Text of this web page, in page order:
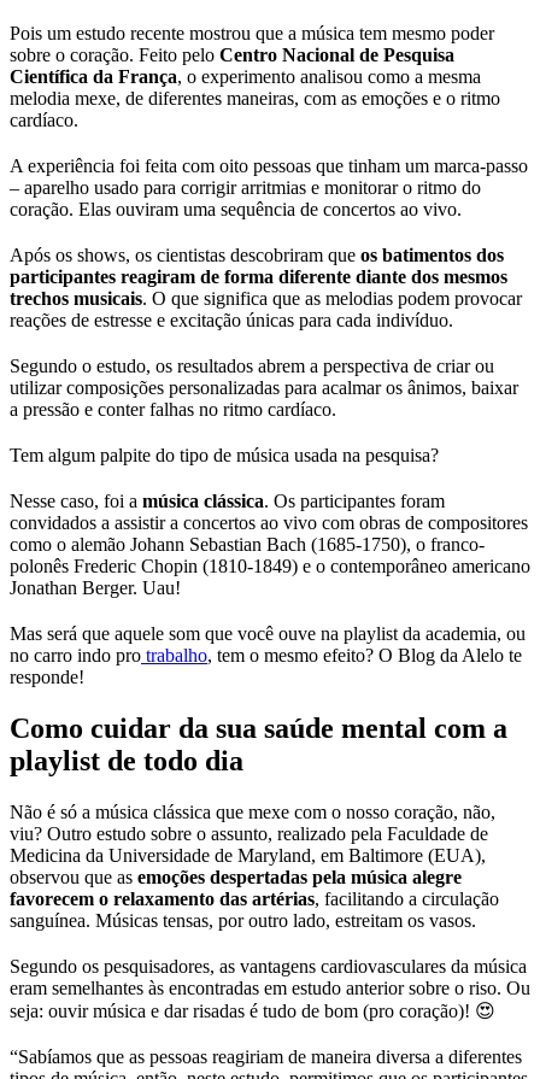
Pois um estudo recente mostrou que a música tem mesmo poder
sobre o coração. Feito pelo Centro Nacional de Pesquisa
Científica da França, o experimento analisou como a mesma
melodia mexe, de diferentes maneiras, com as emoções e o ritmo
cardíaco.
A experiência foi feita com oito pessoas que tinham um marca-passo
‒ aparelho usado para corrigir arritmias e monitorar o ritmo do
coração. Elas ouviram uma sequência de concertos ao vivo.
Após os shows, os cientistas descobriram que os batimentos dos
participantes reagiram de forma diferente diante dos mesmos
trechos musicais. O que significa que as melodias podem provocar
reações de estresse e excitação únicas para cada indivíduo.
Segundo o estudo, os resultados abrem a perspectiva de criar ou
utilizar composições personalizadas para acalmar os ânimos, baixar
a pressão e conter falhas no ritmo cardíaco.
Tem algum palpite do tipo de música usada na pesquisa?
Nesse caso, foi a música clássica. Os participantes foram
convidados a assistir a concertos ao vivo com obras de compositores
como o alemão Johann Sebastian Bach (1685-1750), o franco-
polonês Frederic Chopin (1810-1849) e o contemporâneo americano
Jonathan Berger. Uau!
Mas será que aquele som que você ouve na playlist da academia, ou
no carro indo pro trabalho, tem o mesmo efeito? O Blog da Alelo te
responde!
Como cuidar da sua saúde mental com a
playlist de todo dia
Não é só a música clássica que mexe com o nosso coração, não,
viu? Outro estudo sobre o assunto, realizado pela Faculdade de
Medicina da Universidade de Maryland, em Baltimore (EUA),
observou que as emoções despertadas pela música alegre
favorecem o relaxamento das artérias, facilitando a circulação
sanguínea. Músicas tensas, por outro lado, estreitam os vasos.
Segundo os pesquisadores, as vantagens cardiovasculares da música
eram semelhantes às encontradas em estudo anterior sobre o riso. Ou
seja: ouvir música e dar risadas é tudo de bom (pro coração)! 😍
“Sabíamos que as pessoas reagiriam de maneira diversa a diferentes